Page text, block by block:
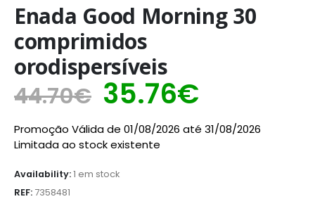
Enada Good Morning 30
comprimidos
orodispersíveis
44.70€ 35.76€
Promoção Válida de 01/08/2026 até 31/08/2026
Limitada ao stock existente
Availability:1 em stock
REF: 7358481